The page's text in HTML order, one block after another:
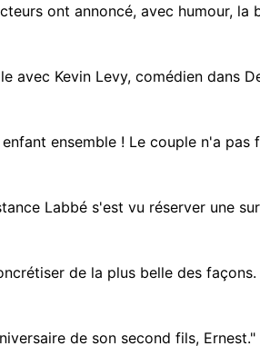
ont annoncé, avec humour,
avec Kevin Levy, comédien dans
ensemble ! Le couple n'a
Labbé s'est vu réserver une
de la plus belle des
de son second fils, Ernest."